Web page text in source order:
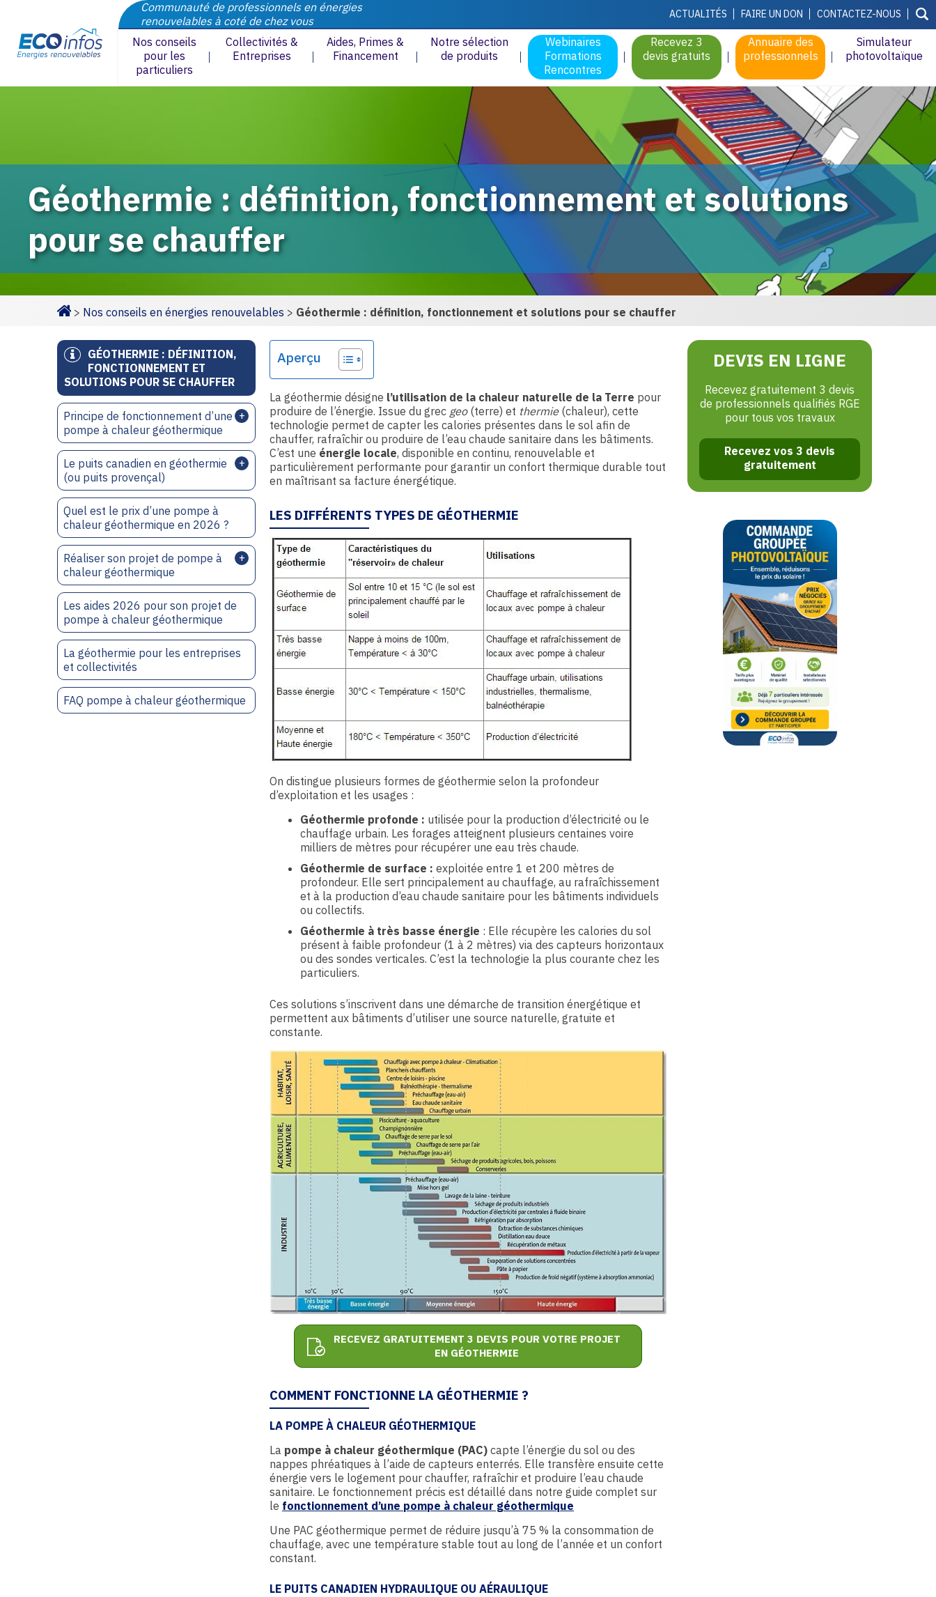
Communauté de professionnels en énergies
renouvelables à coté de chez vous
ACTUALITÉS FAIRE UN DON CONTACTEZ-NOUS
Nos conseils
pour les
particuliers
Collectivités &
Entreprises
Aides, Primes &
Financement
Notre sélection
de produits
Webinaires
Formations
Rencontres
Recevez 3
devis gratuits
Annuaire des
professionnels
Simulateur
photovoltaïque
Géothermie : définition, fonctionnement et solutions
pour se chauffer
> Nos conseils en énergies renouvelables > Géothermie : définition, fonctionnement et solutions pour se chauffer
GÉOTHERMIE : DÉFINITION,
FONCTIONNEMENT ET
SOLUTIONS POUR SE CHAUFFER
Principe de fonctionnement d’une
pompe à chaleur géothermique
Le puits canadien en géothermie
(ou puits provençal)
Quel est le prix d’une pompe à
chaleur géothermique en 2026 ?
Réaliser son projet de pompe à
chaleur géothermique
Les aides 2026 pour son projet de
pompe à chaleur géothermique
La géothermie pour les entreprises
et collectivités
FAQ pompe à chaleur géothermique
Aperçu
La géothermie désigne l’utilisation de la chaleur naturelle de la Terre pour
produire de l’énergie. Issue du grec geo(terre) et thermie(chaleur), cette
technologie permet de capter les calories présentes dans le sol afin de
chauffer, rafraîchir ou produire de l’eau chaude sanitaire dans les bâtiments.
C’est une énergie locale, disponible en continu, renouvelable et
particulièrement performante pour garantir un confort thermique durable tout
en maîtrisant sa facture énergétique.
LES DIFFÉRENTS TYPES DE GÉOTHERMIE
On distingue plusieurs formes de géothermie selon la profondeur
d’exploitation et les usages :
Géothermie profonde : utilisée pour la production d’électricité ou le
chauffage urbain. Les forages atteignent plusieurs centaines voire
milliers de mètres pour récupérer une eau très chaude.
Géothermie de surface : exploitée entre 1 et 200 mètres de
profondeur. Elle sert principalement au chauffage, au rafraîchissement
et à la production d’eau chaude sanitaire pour les bâtiments individuels
ou collectifs.
Géothermie à très basse énergie : Elle récupère les calories du sol
présent à faible profondeur (1 à 2 mètres) via des capteurs horizontaux
ou des sondes verticales. C’est la technologie la plus courante chez les
particuliers.
Ces solutions s’inscrivent dans une démarche de transition énergétique et
permettent aux bâtiments d’utiliser une source naturelle, gratuite et
constante.
RECEVEZ GRATUITEMENT 3 DEVIS POUR VOTRE PROJET
EN GÉOTHERMIE
COMMENT FONCTIONNE LA GÉOTHERMIE ?
LA POMPE À CHALEUR GÉOTHERMIQUE
La pompe à chaleur géothermique (PAC) capte l’énergie du sol ou des
nappes phréatiques à l’aide de capteurs enterrés. Elle transfère ensuite cette
énergie vers le logement pour chauffer, rafraîchir et produire l’eau chaude
sanitaire. Le fonctionnement précis est détaillé dans notre guide complet sur
le fonctionnement d’une pompe à chaleur géothermique
Une PAC géothermique permet de réduire jusqu’à 75 % la consommation de
chauffage, avec une température stable tout au long de l’année et un confort
constant.
LE PUITS CANADIEN HYDRAULIQUE OU AÉRAULIQUE
DEVIS EN LIGNE
Recevez gratuitement 3 devis
de professionnels qualifiés RGE
pour tous vos travaux
Recevez vos 3 devis
gratuitement